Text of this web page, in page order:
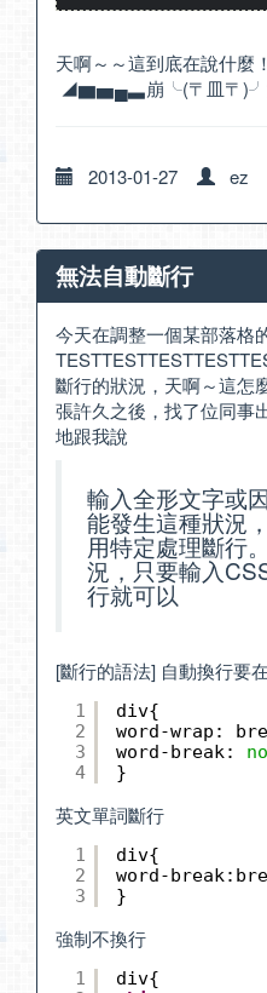
天啊～～這到底在說什麼
◢▆▅▄▃崩╰(〒皿〒
2013-01-27 ez
無法自動斷行
今天在調整一個某部落格
斷行的狀況，天啊～這
張許久之後，找了位同事
地跟我說
輸入全形文字或
能發生這種狀況
用特定處理斷行。
況，只要輸入
行就可以
[斷行的語法] 自動換行要
1
2
3
4
div{
word-wrap:
word-break:
}
英文單詞斷行
1
2
3
div{
word-
}
強制不換行
1
div{